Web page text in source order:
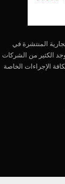
المنتشرة في
الكثير من الشركات
الإجراءات الخاصة